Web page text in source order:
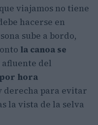
viajamos no tiene
hacerse en
sube a bordo,
la canoa se
afluente del
hora
derecha para evitar
la vista de la selva